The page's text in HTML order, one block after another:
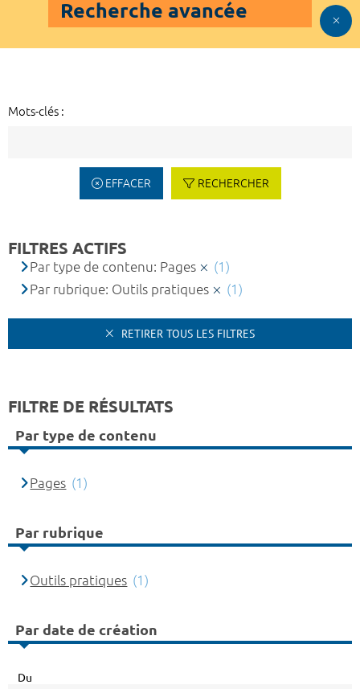
Recherche avancée
Mots-clés :
EFFACER RECHERCHER
FILTRES ACTIFS
Par type de contenu: Pages
(1)
Par rubrique: Outils pratiques
(1)
RETIRER TOUS LES FILTRES
FILTRE DE RÉSULTATS
Par type de contenu
Pages (1)
Par rubrique
Outils pratiques (1)
Par date de création
Du